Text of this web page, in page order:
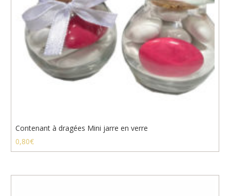
Contenant à dragées Mini jarre en verre
0,80€